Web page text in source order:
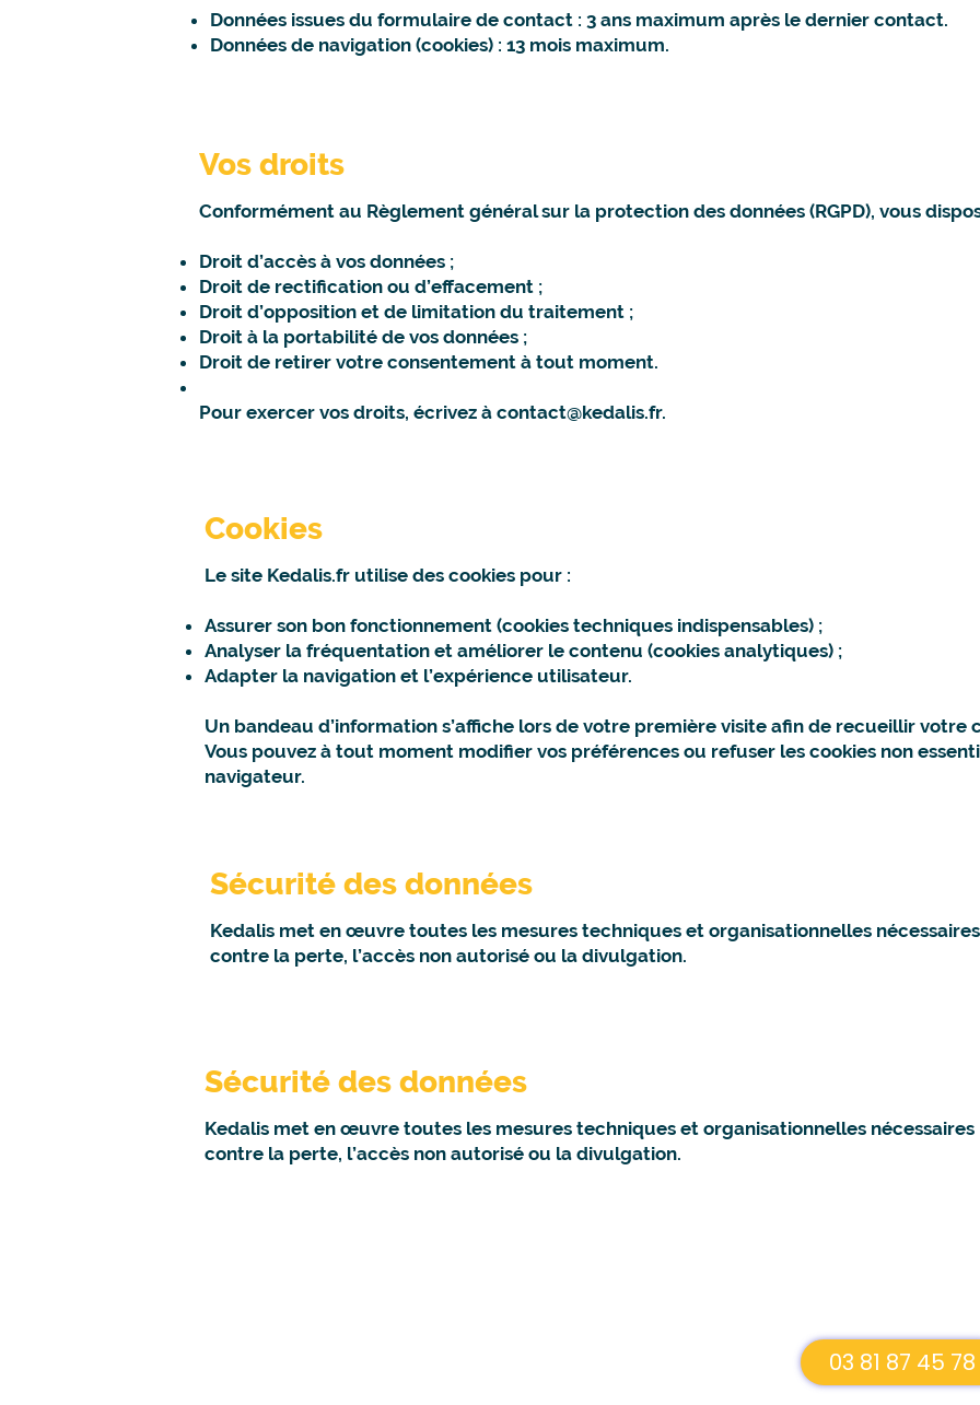
Données issues du formulaire de contact : 3 ans maximum après le dernier contact.
Données de navigation (cookies) : 13 mois maximum.
Vos droits
Conformément au Règlement général sur la protection des données (RGPD), vous
Droit d’accès à vos données ;
Droit de rectification ou d’effacement ;
Droit d’opposition et de limitation du traitement ;
Droit à la portabilité de vos données ;
Droit de retirer votre consentement à tout moment.
Pour exercer vos droits, écrivez à contact@kedalis.fr.
Cookies
Le site Kedalis.fr utilise des cookies pour :
Assurer son bon fonctionnement (cookies techniques indispensables) ;
Analyser la fréquentation et améliorer le contenu (cookies analytiques) ;
Adapter la navigation et l’expérience utilisateur.
Un bandeau d’information s’affiche lors de votre première visite afin de recueillir votre
Vous pouvez à tout moment modifier vos préférences ou refuser les cookies non
navigateur.
Sécurité des données
Kedalis met en œuvre toutes les mesures techniques et organisationnelles
contre la perte, l’accès non autorisé ou la divulgation.
Sécurité des données
Kedalis met en œuvre toutes les mesures techniques et organisationnelles
contre la perte, l’accès non autorisé ou la divulgation.
03 81 87 45 78